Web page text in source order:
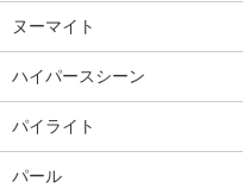
ヌーマイト
ハイパースシーン
パイライト
パール